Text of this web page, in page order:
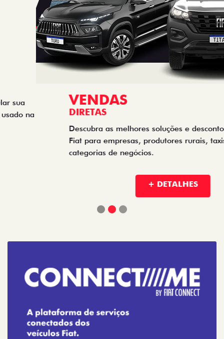
VENDAS
DIRETAS
Descubra as melhores soluções e descontos em um novo
Fiat para empresas, produtores rurais, taxistas e outras
categorias de negócios.